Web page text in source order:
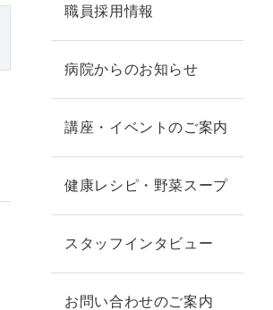
職員採用情報
病院からのお知らせ
講座・イベントのご案内
健康レシピ・野菜スープ
スタッフインタビュー
お問い合わせのご案内